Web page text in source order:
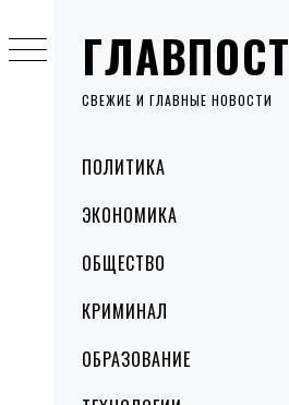
ГЛАВПОСТ
СВЕЖИЕ И ГЛАВНЫЕ НОВОСТИ
MenuПОЛИТИКА
ЭКОНОМИКА
ОБЩЕСТВО
КРИМИНАЛ
ОБРАЗОВАНИЕ
to
content